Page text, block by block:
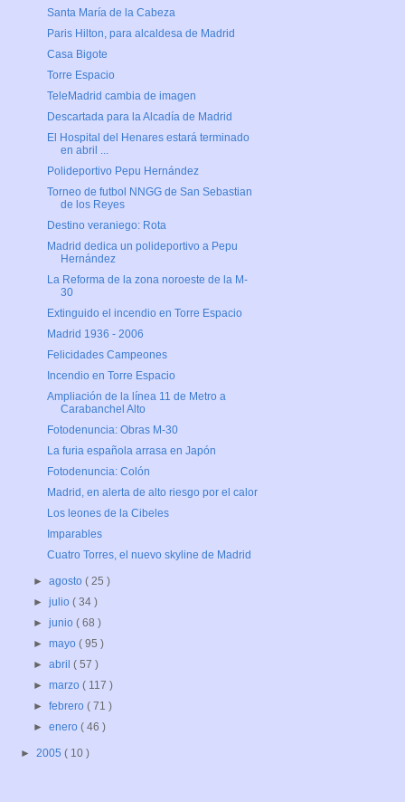
Santa María de la Cabeza
Paris Hilton, para alcaldesa de Madrid
Casa Bigote
Torre Espacio
TeleMadrid cambia de imagen
Descartada para la Alcadía de Madrid
El Hospital del Henares estará terminado
en abril ...
Polideportivo Pepu Hernández
Torneo de futbol NNGG de San Sebastian
de los Reyes
Destino veraniego: Rota
Madrid dedica un polideportivo a Pepu
Hernández
La Reforma de la zona noroeste de la M-
30
Extinguido el incendio en Torre Espacio
Madrid 1936 - 2006
Felicidades Campeones
Incendio en Torre Espacio
Ampliación de la línea 11 de Metro a
Carabanchel Alto
Fotodenuncia: Obras M-30
La furia española arrasa en Japón
Fotodenuncia: Colón
Madrid, en alerta de alto riesgo por el calor
Los leones de la Cibeles
Imparables
Cuatro Torres, el nuevo skyline de Madrid
►agosto( 25 )
►julio( 34 )
►junio( 68 )
►mayo( 95 )
►abril( 57 )
►marzo( 117 )
►febrero( 71 )
►enero( 46 )
► 2005 ( 10 )